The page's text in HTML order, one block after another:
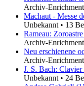
Archiv-Enrichment
Machaut - Messe
Unbekannt • 13
Rameau:
Archiv-Enrichment
Neu erschienene
Archiv-Enrichment
J. S. Bach:
Unbekannt • 24